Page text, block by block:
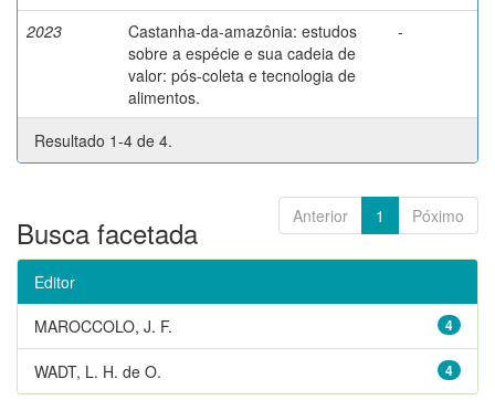
2023
Castanha-da-amazônia: estudos
sobre a espécie e sua cadeia de
valor: pós-coleta e tecnologia de
alimentos.
-
Resultado 1-4 de 4.
Anterior 1 Póximo
Busca facetada
Editor
4
MAROCCOLO, J. F.
4
WADT, L. H. de O.